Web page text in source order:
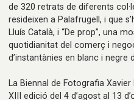
de 320 retrats de diferents
resideixen a Palafrugell, i que
Lluís Català, i “De prop”, una
quotidianitat del comerç i
d’instantànies en blanc i negre
La Biennal de Fotografia
XIII edició del 4 d’agost al 13